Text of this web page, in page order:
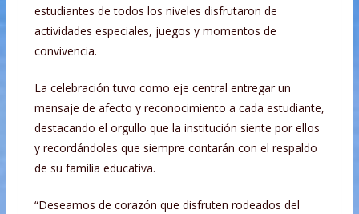
estudiantes de todos los niveles disfrutaron de
actividades especiales, juegos y momentos de
convivencia.
La celebración tuvo como eje central entregar un
mensaje de afecto y reconocimiento a cada estudiante,
destacando el orgullo que la institución siente por ellos
y recordándoles que siempre contarán con el respaldo
de su familia educativa.
“Deseamos de corazón que disfruten rodeados del